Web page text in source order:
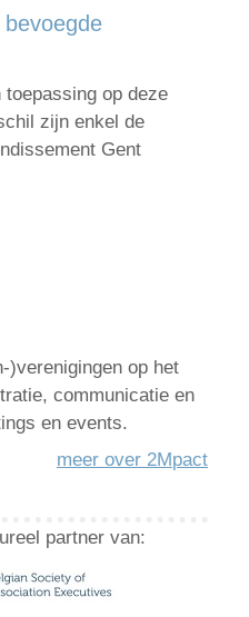
op deze
zijn enkel de
Gent
)verenigingen op het
communicatie en
en events.
meer over 2Mpact
partner van: